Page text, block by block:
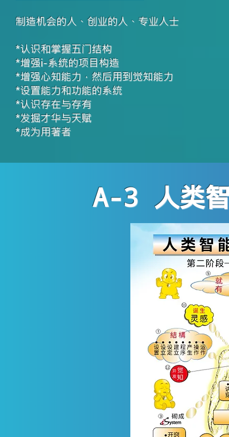
制造机会的人、创业的人、专业人士
*认识和掌握五门结构
*增强i-系统的项目构造
*增强心知能力，然后用到觉知能力
*设置能力和功能的系统
*认识存在与存有
*发掘才华与天赋
*成为用著者
​A-3 人类